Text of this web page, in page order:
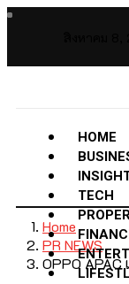
HOME
TECH
Home
PR NEWS
OPPO APAC